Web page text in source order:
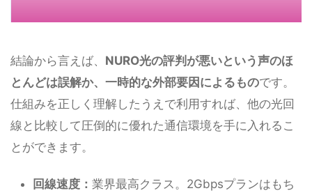
結論から言えば、 NURO光の評判が悪いという声のほ
とんどは誤解か、一時的な外部要因によるものです。
仕組みを正しく理解したうえで利用すれば、他の光回
線と比較して圧倒的に優れた通信環境を手に入れるこ
とができます。
回線速度： 業界最高クラス。2Gbpsプランはもち